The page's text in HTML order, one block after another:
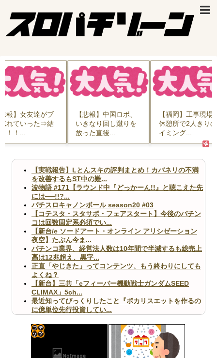
報】女友達がブ
れていった⇒結
！！...
【悲報】中国ロボ、
いきなり回し蹴りを
放った直後...
【福岡】工事現場
休憩所で2人きり
イミング...
【実戦報告】Lとんスキの評判まとめ！カバネリの不満
を改善するもST中の難...
波物語 #171【ラウンド中『どっかーん!!』と聴こえた先
には──!!?...
パチスロキャノンボール season20 #03
【コテスタ・スタサポ・フェアスタート】今後のパチン
コは回数固定系必須でい...
【新台/e ソードアート・オンライン アリシゼーション
夜空】たぶん今ま...
パチンコ業界、経営法人数は10年間で半減するも総売上
高は12兆超え、黒字...
正直「やじきた」ってコンテンツ、もう終わりにしても
よくね？
【新台】三共「eフィーバー機動戦士ガンダムSEED
CLIMAX」5ch...
最近知ってびっくりしたこと『ポカリスエットを作るの
に億単位先行投資してい...
ますｗ」←これどうす...
【閲覧注意】俺が近くにいると機械が壊れるんだけどさ
【画像】ペプシコーラ社、「こういうのでいいんだよ」
な新商品を発売